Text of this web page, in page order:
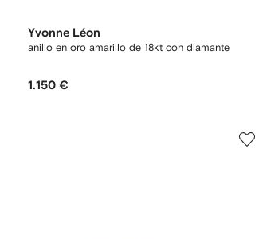
Yvonne Léon
anillo en oro amarillo de 18kt con diamante
1.150 €